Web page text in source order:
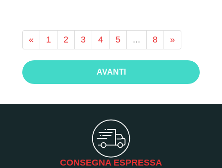
« 1 2 3 4 5 ... 8 »
AVANTI
CONSEGNA ESPRESSA